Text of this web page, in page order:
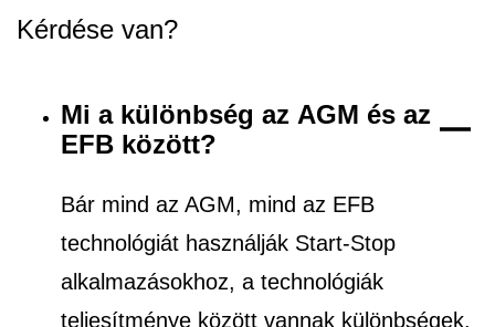
Kérdése van?
Mi a különbség az AGM és az
EFB között?
Bár mind az AGM, mind az EFB
technológiát használják Start-Stop
alkalmazásokhoz, a technológiák
teljesítménye között vannak különbségek.